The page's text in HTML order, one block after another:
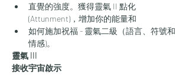
直覺的強度。獲得靈氣 II 點化
(Attunment)，增加你的能量和
如何施加祝福 - 靈氣二級（語言、符號和
情感)。
靈氣 III
接收宇宙啟示